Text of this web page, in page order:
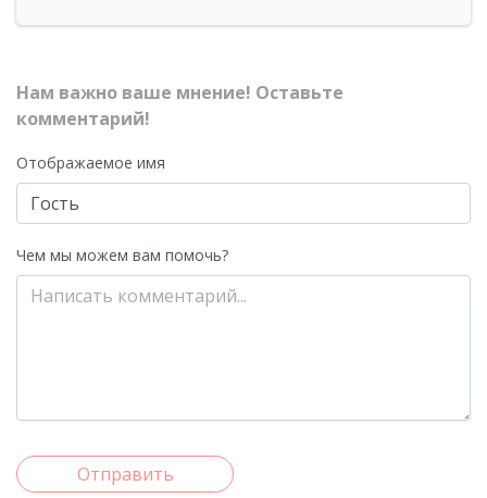
Нам важно ваше мнение! Оставьте
комментарий!
Отображаемое имя
Чем мы можем вам помочь?
Отправить